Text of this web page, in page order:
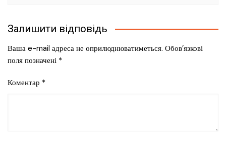
Залишити відповідь
Ваша e-mail адреса не оприлюднюватиметься. Обов’язкові
поля позначені *
Коментар *